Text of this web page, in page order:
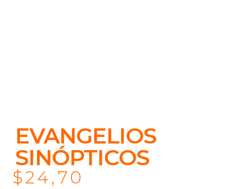
EVANGELIOS
SINÓPTICOS
$24,70